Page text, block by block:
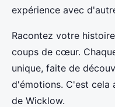
expérience avec
Racontez votre
coups de cœur.
unique, faite de
d'émotions. C'est cela
de Wicklow.